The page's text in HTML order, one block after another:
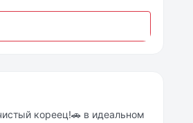
кореец!🚗 в идеальном